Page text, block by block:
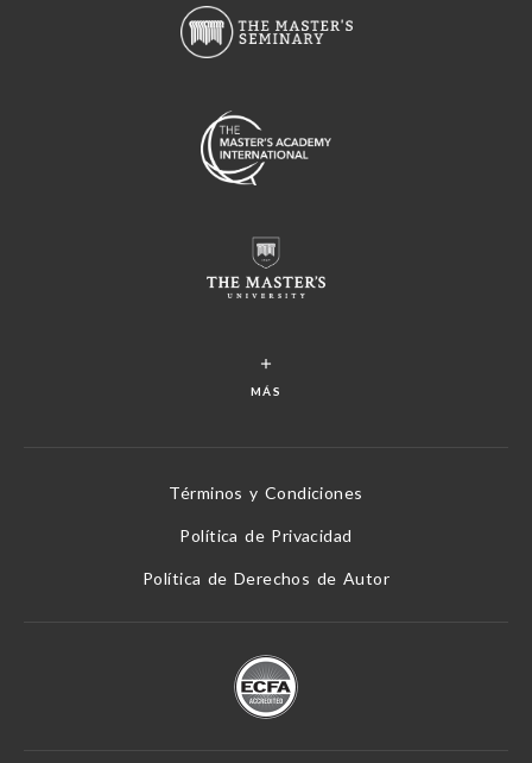
MÁS
Términos y Condiciones
Política de Privacidad
Política de Derechos de Autor